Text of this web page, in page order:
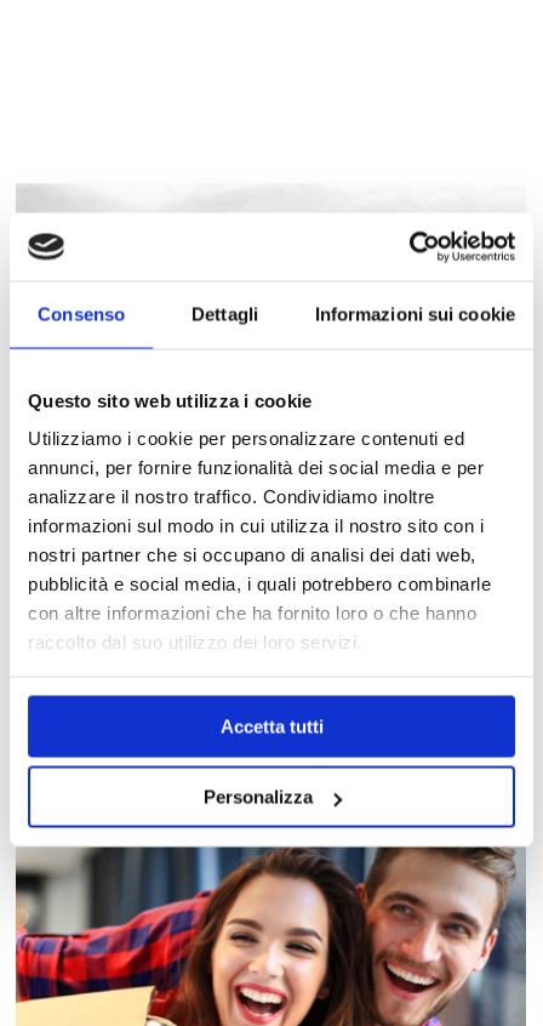
Consenso Dettagli Informazioni sui cookie
Questo sito web utilizza i cookie
Utilizziamo i cookie per personalizzare contenuti ed
annunci, per fornire funzionalità dei social media e per
analizzare il nostro traffico. Condividiamo inoltre
informazioni sul modo in cui utilizza il nostro sito con i
nostri partner che si occupano di analisi dei dati web,
pubblicità e social media, i quali potrebbero combinarle
con altre informazioni che ha fornito loro o che hanno
raccolto dal suo utilizzo dei loro servizi.
Accetta tutti
Personalizza
Trova in un attimo il punto vendita che ti interessa!